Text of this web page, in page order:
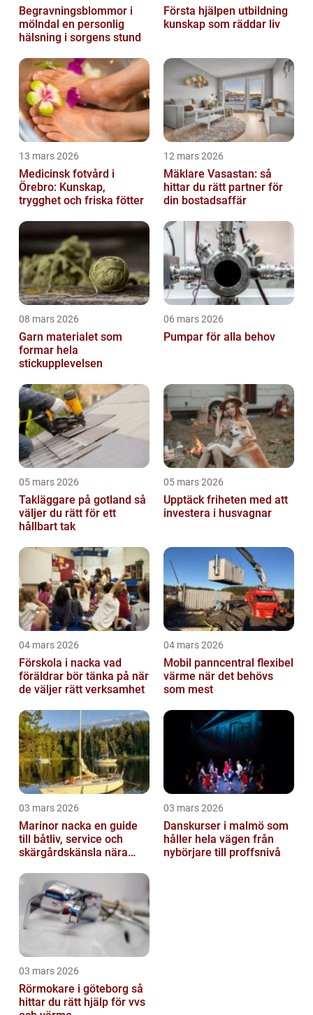
Begravningsblommor i
mölndal en personlig
hälsning i sorgens stund
Första hjälpen utbildning
kunskap som räddar liv
13 mars 2026
Medicinsk fotvård i
Örebro: Kunskap,
trygghet och friska fötter
12 mars 2026
Mäklare Vasastan: så
hittar du rätt partner för
din bostadsaffär
08 mars 2026
Garn materialet som
formar hela
stickupplevelsen
06 mars 2026
Pumpar för alla behov
05 mars 2026
Takläggare på gotland så
väljer du rätt för ett
hållbart tak
05 mars 2026
Upptäck friheten med att
investera i husvagnar
04 mars 2026
Förskola i nacka vad
föräldrar bör tänka på när
de väljer rätt verksamhet
04 mars 2026
Mobil panncentral flexibel
värme när det behövs
som mest
03 mars 2026
Marinor nacka en guide
till båtliv, service och
skärgårdskänsla nära
03 mars 2026
Danskurser i malmö som
håller hela vägen från
nybörjare till proffsnivå
03 mars 2026
Rörmokare i göteborg så
hittar du rätt hjälp för vvs